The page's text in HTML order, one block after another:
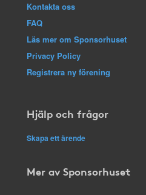
Kontakta oss
FAQ
Läs mer om Sponsorhuset
Privacy Policy
Registrera ny förening
Hjälp och frågor
Skapa ett ärende
Mer av Sponsorhuset